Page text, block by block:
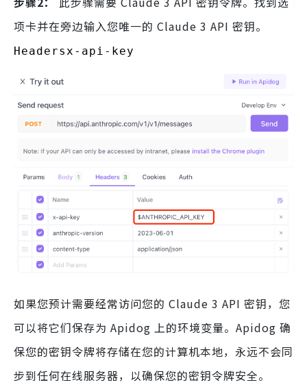
项卡并在旁边输入您唯一的 Claude 3 API 密钥。
Headersx-api-key
如果您预计需要经常访问您的 Claude 3 API 密钥，您
可以将它们保存为 Apidog 上的环境变量。Apidog 确
保您的密钥令牌将存储在您的计算机本地，永远不会同
步到任何在线服务器，以确保您的密钥令牌安全。